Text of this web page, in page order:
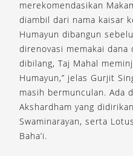
merekomendasikan
diambil dari nama kaisar
Humayun dibangun
direnovasi memakai dana
dibilang, Taj Mahal
Humayun,” jelas Gurjit
masih bermunculan. Ada
Akshardham yang
Swaminarayan, serta
Baha’i.